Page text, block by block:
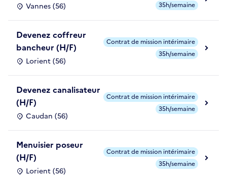
Vannes (56)
35h/semaine
Devenez coffreur
bancheur (H/F)
Lorient (56)
Contrat de mission intérimaire
35h/semaine
Devenez canalisateur
(H/F)
Caudan (56)
Contrat de mission intérimaire
35h/semaine
Menuisier poseur
(H/F)
Lorient (56)
Contrat de mission intérimaire
35h/semaine